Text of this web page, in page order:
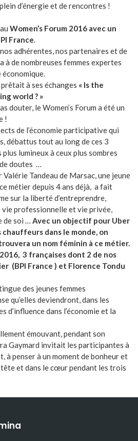
d’énergie et de rencontres !
Women’s Forum 2016 avec un
France.
adhérentes, nos partenaires et de
de nombreuses femmes expertes
économique.
à ses échanges « Is the
world ? »
douter, le Women’s Forum a été un
!
de l’économie participative qui
débattus tout au long de ces 3
lumineux à ceux plus sombres
doutes …
Valérie Tandeau de Marsac, une jeune
métier depuis 4 ans déjà, a fait
sur la liberté d’entreprendre,
professionnelle et vie privée,
de soi … Avec un objectif pour Uber
chauffeurs dans le monde, on
un nom féminin à ce métier.
3 françaises dont 2 de nos
(BPI France ) et Florence Tondu
des jeunes femmes
qu’elles deviendront, dans les
d’influence dans l’économie et la
émouvant, pendant son
Gaymard invitait les participantes à
à penser à un moment de bonheur et
et dans le cœur pendant les trois